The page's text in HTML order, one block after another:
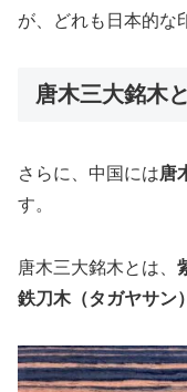
が、どれも日本的な
唐木三大銘木
さらに、中国には唐
す。
唐木三大銘木とは、
鉄刀木（タガヤサン）